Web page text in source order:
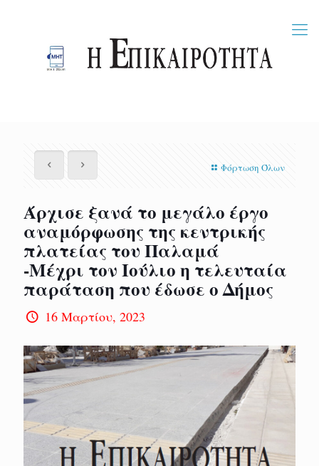
Φόρτωση Όλων
Άρχισε ξανά το μεγάλο έργο
αναμόρφωσης της κεντρικής
πλατείας του Παλαμά
-Μέχρι τον Ιούλιο η τελευταία
παράταση που έδωσε ο Δήμος
16 Μαρτίου, 2023